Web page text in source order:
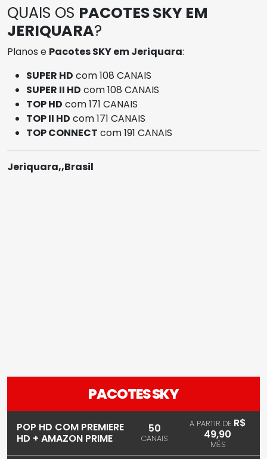
QUAIS OS PACOTES SKY EM
JERIQUARA?
Planos e Pacotes SKY em Jeriquara:
SUPER HD com 108 CANAIS
SUPER II HD com 108 CANAIS
TOP HD com 171 CANAIS
TOP II HD com 171 CANAIS
TOP CONNECT com 191 CANAIS
Jeriquara,,Brasil
PACOTES SKY
POP HD COM PREMIERE
HD + AMAZON PRIME
50
CANAIS
A PARTIR DE R$
49,90
MÊS